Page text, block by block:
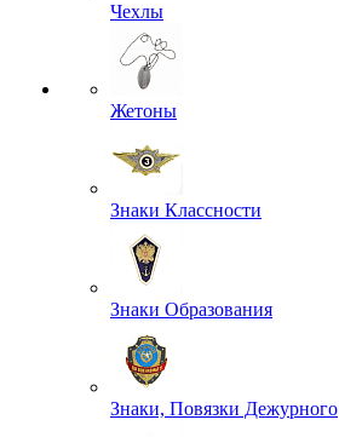
Чехлы
Жетоны
Знаки Классности
Знаки Образования
Знаки, Повязки Дежурного